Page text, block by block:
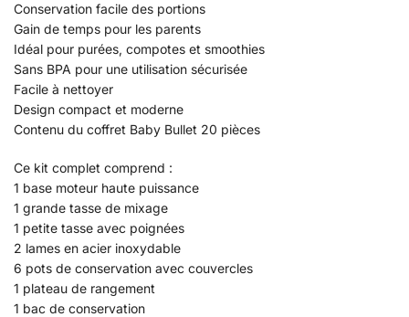
Conservation facile des portions
Gain de temps pour les parents
Idéal pour purées, compotes et smoothies
Sans BPA pour une utilisation sécurisée
Facile à nettoyer
Design compact et moderne
Contenu du coffret Baby Bullet 20 pièces
Ce kit complet comprend :
1 base moteur haute puissance
1 grande tasse de mixage
1 petite tasse avec poignées
2 lames en acier inoxydable
6 pots de conservation avec couvercles
1 plateau de rangement
1 bac de conservation